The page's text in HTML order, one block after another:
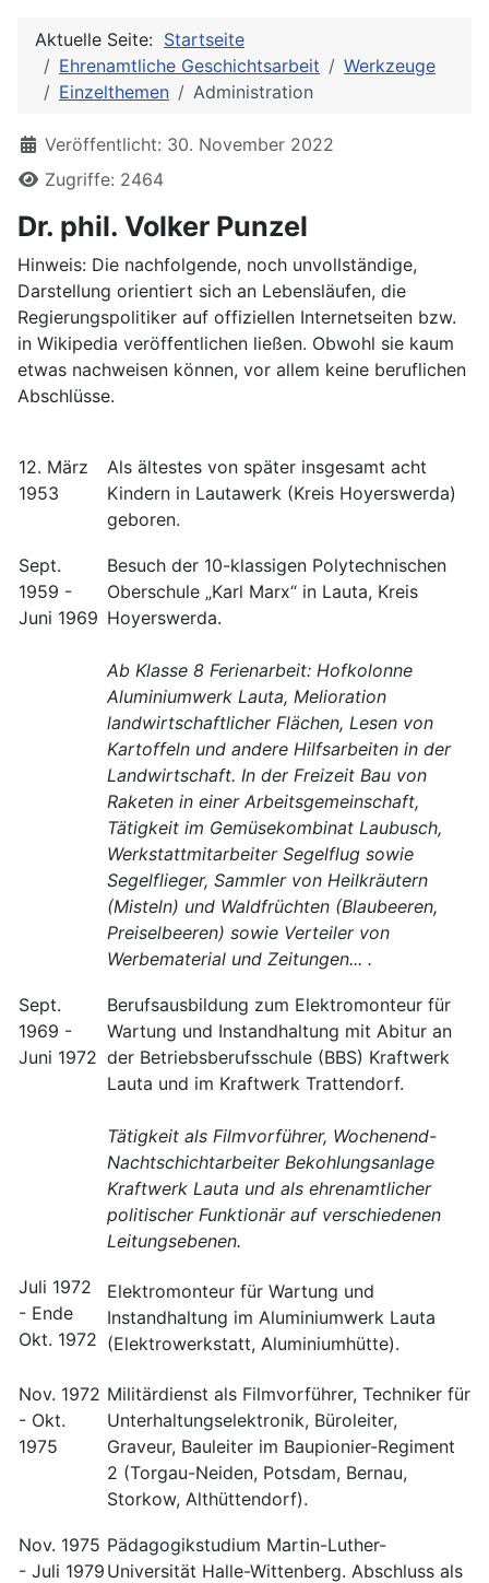
Aktuelle Seite: Startseite
Ehrenamtliche Geschichtsarbeit
Werkzeuge
Einzelthemen
Administration
Details
Veröffentlicht: 30. November 2022
Zugriffe: 2464
Dr. phil. Volker Punzel
Hinweis: Die nachfolgende, noch unvollständige,
Darstellung orientiert sich an Lebensläufen, die
Regierungspolitiker auf offiziellen Internetseiten bzw.
in Wikipedia veröffentlichen ließen. Obwohl sie kaum
etwas nachweisen können, vor allem keine beruflichen
Abschlüsse.
12. März
1953
Als ältestes von später insgesamt acht
Kindern in Lautawerk (Kreis Hoyerswerda)
geboren.
Sept.
1959 -
Juni 1969
Besuch der 10-klassigen Polytechnischen
Oberschule „Karl Marx“ in Lauta, Kreis
Hoyerswerda.
Ab Klasse 8 Ferienarbeit: Hofkolonne
Aluminiumwerk Lauta, Melioration
landwirtschaftlicher Flächen, Lesen von
Kartoffeln und andere Hilfsarbeiten in der
Landwirtschaft. In der Freizeit Bau von
Raketen in einer Arbeitsgemeinschaft,
Tätigkeit im Gemüsekombinat Laubusch,
Werkstattmitarbeiter Segelflug sowie
Segelflieger, Sammler von Heilkräutern
(Misteln) und Waldfrüchten (Blaubeeren,
Preiselbeeren) sowie Verteiler von
Werbematerial und Zeitungen... .
Sept.
1969 -
Juni 1972
Berufsausbildung zum Elektromonteur für
Wartung und Instandhaltung mit Abitur an
der Betriebsberufsschule (BBS) Kraftwerk
Lauta und im Kraftwerk Trattendorf.
Tätigkeit als Filmvorführer, Wochenend-
Nachtschichtarbeiter Bekohlungsanlage
Kraftwerk Lauta und als ehrenamtlicher
politischer Funktionär auf verschiedenen
Leitungsebenen.
Juli 1972
- Ende
Okt. 1972
Elektromonteur für Wartung und
Instandhaltung im Aluminiumwerk Lauta
(Elektrowerkstatt, Aluminiumhütte).
Nov. 1972
- Okt.
1975
Militärdienst als Filmvorführer, Techniker für
Unterhaltungselektronik, Büroleiter,
Graveur, Bauleiter im Baupionier-Regiment
2 (Torgau-Neiden, Potsdam, Bernau,
Storkow, Althüttendorf).
Nov. 1975
- Juli 1979
Pädagogikstudium Martin-Luther-
Universität Halle-Wittenberg. Abschluss als